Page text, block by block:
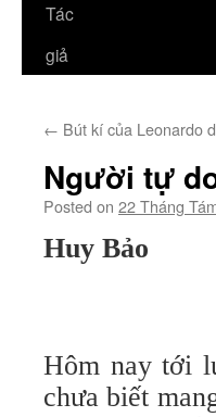
Tác
giả
← Bút kí của Leonardo
Người tự
Posted on 22 Tháng
Huy Bảo
Hôm nay tới
chưa biết